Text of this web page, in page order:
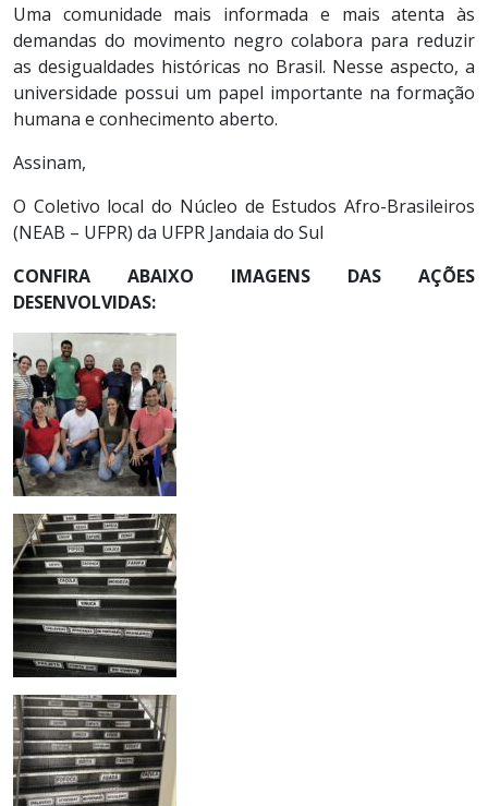
Uma comunidade mais informada e mais atenta às
demandas do movimento negro colabora para reduzir
as desigualdades históricas no Brasil. Nesse aspecto, a
universidade possui um papel importante na formação
humana e conhecimento aberto.
Assinam,
O Coletivo local do Núcleo de Estudos Afro-Brasileiros
(NEAB – UFPR) da UFPR Jandaia do Sul
CONFIRA ABAIXO IMAGENS DAS AÇÕES
DESENVOLVIDAS: